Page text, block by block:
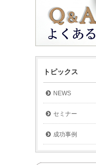
トピックス
NEWS
セミナー
成功事例